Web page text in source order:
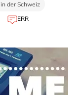
der Schweiz
ERR